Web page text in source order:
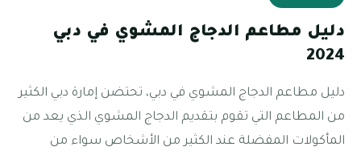
دليل مطاعم الدجاج المشوي في دبي
2024
دليل مطاعم الدجاج المشوي في دبي، تحتضن إمارة دبي الكثير
من المطاعم التي تقوم بتقديم الدجاج المشوي الذي يعد من
المأكولات المفضلة عند الكثير من الأشخاص سواء من